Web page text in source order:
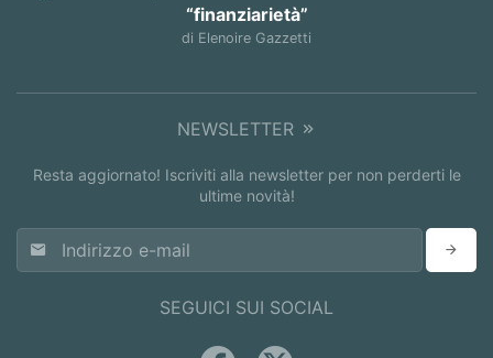
“finanziarietà”
di Elenoire Gazzetti
NEWSLETTER
Resta aggiornato! Iscriviti alla newsletter per non perderti le
ultime novità!
SEGUICI SUI SOCIAL